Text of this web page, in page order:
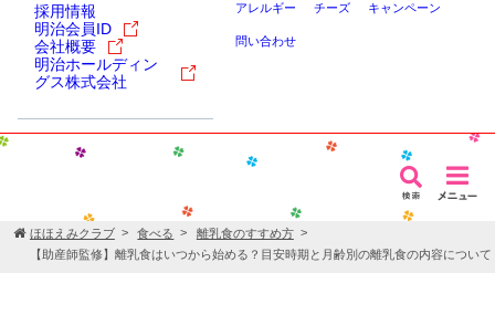
採用情報
明治会員ID
会社概要
明治ホールディン
グス株式会社
アレルギー チーズ キャンペーン
問い合わせ
ほほえみクラブ 食べる
離乳食のすすめ方
【助産師監修】離乳食はいつから始める？目安時期と月齢別の離乳食の内容について